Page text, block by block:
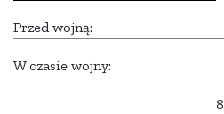
Przed wojną:
W czasie wojny: